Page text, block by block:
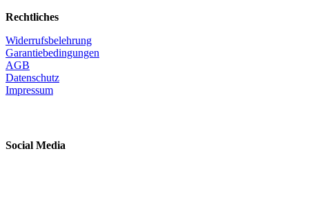
Rechtliches
Widerrufsbelehrung
Garantiebedingungen
AGB
Datenschutz
Impressum
Social Media